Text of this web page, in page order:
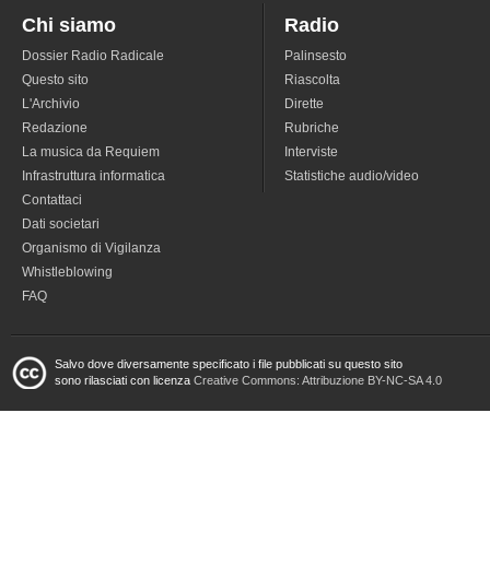
Chi siamo
Dossier Radio Radicale
Questo sito
L'Archivio
Redazione
La musica da Requiem
Infrastruttura informatica
Contattaci
Dati societari
Organismo di Vigilanza
Whistleblowing
FAQ
Radio
Palinsesto
Riascolta
Dirette
Rubriche
Interviste
Statistiche audio/video
Salvo dove diversamente specificato i file pubblicati su questo sito
sono rilasciati con licenza Creative Commons: Attribuzione BY-NC-SA 4.0